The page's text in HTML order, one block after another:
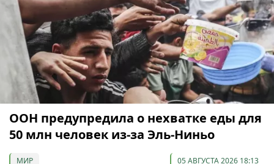
ООН предупредила о нехватке еды для
50 млн человек из-за Эль-Ниньо
МИР 05 АВГУСТА 2026 18:13